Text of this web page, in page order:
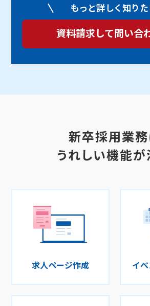
もっと詳しく知り
資料請求して問い合
新卒採用業務
うれしい機能が
求人ページ作成 イ